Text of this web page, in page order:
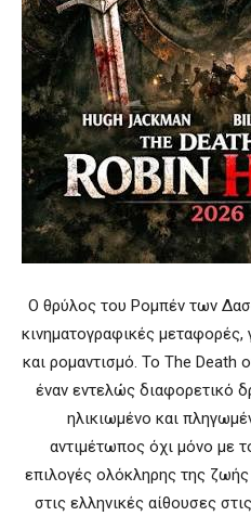
Ο θρύλος του Ρομπέν των
κινηματογραφικές μεταφορές,
και ρομαντισμό. Το The Death
έναν εντελώς διαφορετικό
ηλικιωμένο και
αντιμέτωπος όχι μόνο με
επιλογές ολόκληρης της ζωής
στις ελληνικές αίθουσες